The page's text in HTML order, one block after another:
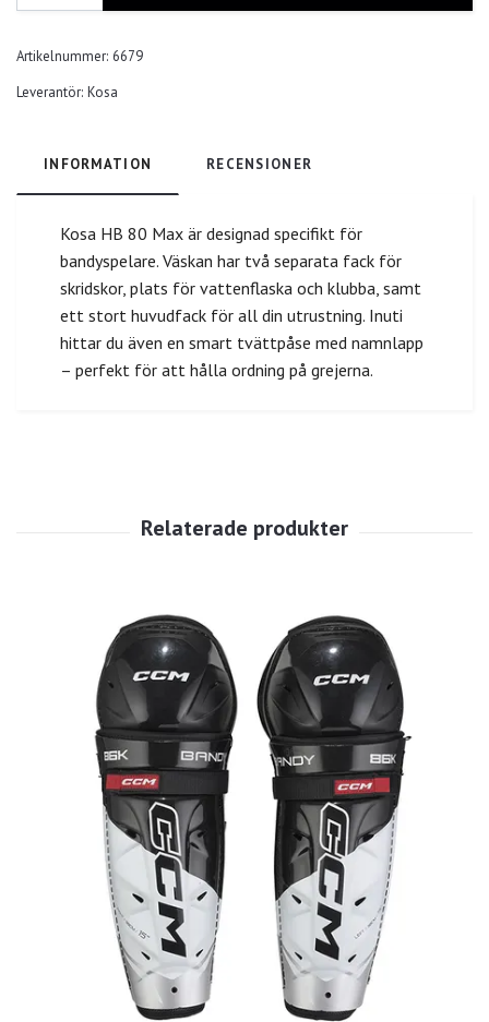
Artikelnummer: 6679
Leverantör: Kosa
INFORMATION RECENSIONER
Kosa HB 80 Max är designad specifikt för
bandyspelare. Väskan har två separata fack för
skridskor, plats för vattenflaska och klubba, samt
ett stort huvudfack för all din utrustning. Inuti
hittar du även en smart tvättpåse med namnlapp
– perfekt för att hålla ordning på grejerna.